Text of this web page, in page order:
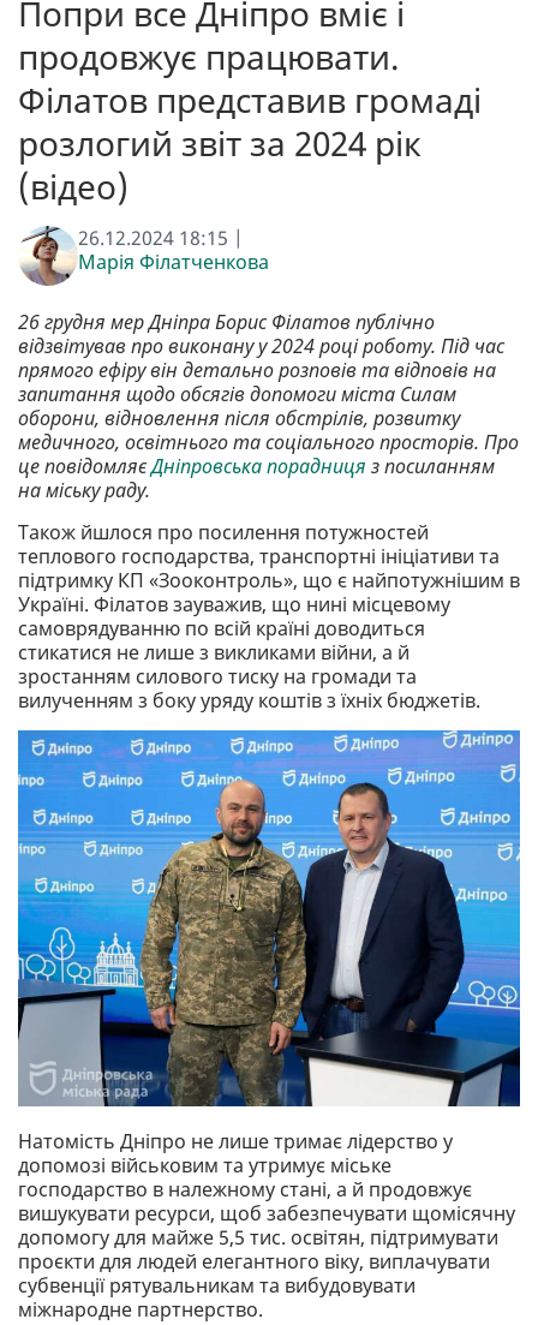
Попри все Дніпро вміє і
продовжує працювати.
Філатов представив громаді
розлогий звіт за 2024 рік
(відео)
26.12.2024 18:15 |
Марія Філатченкова
26 грудня мер Дніпра Борис Філатов публічно
відзвітував про виконану у 2024 році роботу. Під час
прямого ефіру він детально розповів та відповів на
запитання щодо обсягів допомоги міста Силам
оборони, відновлення після обстрілів, розвитку
медичного, освітнього та соціального просторів. Про
це повідомляєДніпровська порадниця з посиланням
на міську раду.
Також йшлося про посилення потужностей
теплового господарства, транспортні ініціативи та
підтримку КП «Зооконтроль», що є найпотужнішим в
Україні. Філатов зауважив, що нині місцевому
самоврядуванню по всій країні доводиться
стикатися не лише з викликами війни, а й
зростанням силового тиску на громади та
вилученням з боку уряду коштів з їхніх бюджетів.
Натомість Дніпро не лише тримає лідерство у
допомозі військовим та утримує міське
господарство в належному стані, а й продовжує
вишукувати ресурси, щоб забезпечувати щомісячну
допомогу для майже 5,5 тис. освітян, підтримувати
проєкти для людей елегантного віку, виплачувати
субвенції рятувальникам та вибудовувати
міжнародне партнерство.